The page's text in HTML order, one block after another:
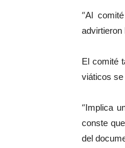
“Al
advirtieron
El comité
viáticos se
“Implica
conste
del